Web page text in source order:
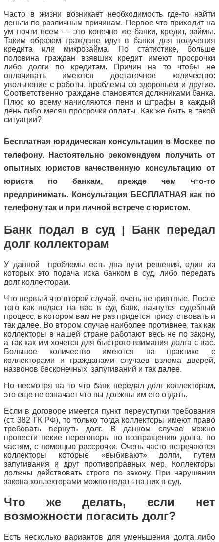
Часто в жизни возникает необходимость где-то найти
деньги по различным причинам. Первое что приходит на
ум почти всем — это конечно же банки, кредит, займы.
Таким образом граждане идут в банки для получения
кредита или микрозайма. По статистике, больше
половина граждан взявших кредит имеют просрочки
либо долги по кредитам. Причин на то чтобы не
оплачивать имеются достаточное количество:
увольнение с работы, проблемы со здоровьем и другие.
Соответственно граждане становятся должниками банка.
Плюс ко всему начисляются пени и штрафы в каждый
день либо месяц просрочки оплаты. Как же быть в такой
ситуации?
Бесплатная юридическая консультация в Москве по
телефону. Настоятельно рекомендуем получить от
опытных юристов качественную консультацию от
юриста по банкам, прежде чем что-то
предпринимать. Консультация БЕСПЛАТНАЯ как по
телефону так и при личной встрече с юристом.
Банк подал в суд | Банк передал
долг коллекторам
У данной проблемы есть два пути решения, один из
которых это подача иска банком в суд, либо передать
долг коллекторам.
Что первый что второй случай, очень неприятные. После
того как подаст на вас в суд банк, начнутся судебный
процесс, в котором вам не раз придется присутствовать и
так далее. Во втором случае наиболее противнее, так как
коллекторы в нашей стране работают весь не по закону,
а так как им хочется для быстрого взимания долга с вас.
Большое количество имеются на практике с
коллекторами и гражданами случаев взлома дверей,
назвонов бесконечных, запугиваний и так далее.
Но несмотря на то что банк передал долг коллекторам,
это еще не означает что вы должны им его отдать.
Если в договоре имеется пункт переуступки требования
(ст. 382 ГК РФ), то только тогда коллекторы имеют право
требовать вернуть долг. В данном случае можно
провести некие переговоры по возвращению долга, по
частям, с помощью рассрочки. Очень часто встречаются
коллекторы которые «выбивают» долги, путем
запугивания и друг противоправных мер. Коллекторы
должны действовать строго по закону. При нарушении
закона коллекторами можно подать на них в суд.
Что же делать, если нет
возможности погасить долг?
Есть несколько вариантов для уменьшения долга либо